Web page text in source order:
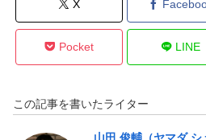
X
Pocket LINE
この記事を書いたライター